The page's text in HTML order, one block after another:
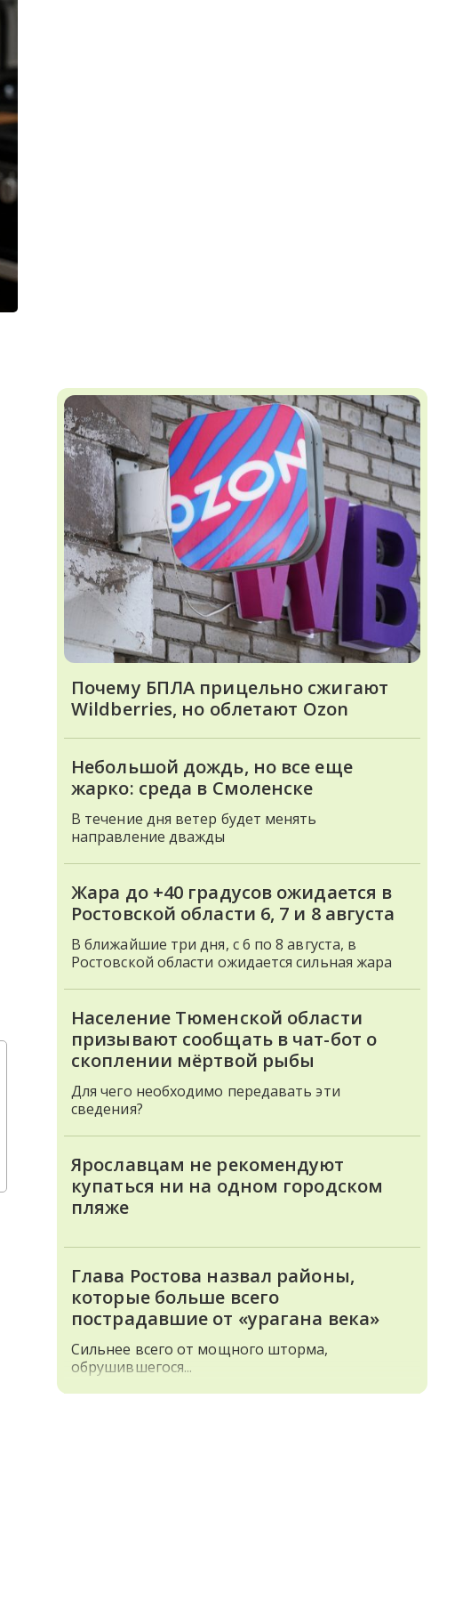
Почему БПЛА прицельно сжигают
Wildberries, но облетают Ozon
Небольшой дождь, но все еще
жарко: среда в Смоленске
В течение дня ветер будет менять
направление дважды
Жара до +40 градусов ожидается в
Ростовской области 6, 7 и 8 августа
В ближайшие три дня, с 6 по 8 августа, в
Ростовской области ожидается сильная жара
Население Тюменской области
призывают сообщать в чат-бот о
скоплении мёртвой рыбы
Для чего необходимо передавать эти
сведения?
Ярославцам не рекомендуют
купаться ни на одном городском
пляже
Глава Ростова назвал районы,
которые больше всего
пострадавшие от «урагана века»
Сильнее всего от мощного шторма,
обрушившегося...